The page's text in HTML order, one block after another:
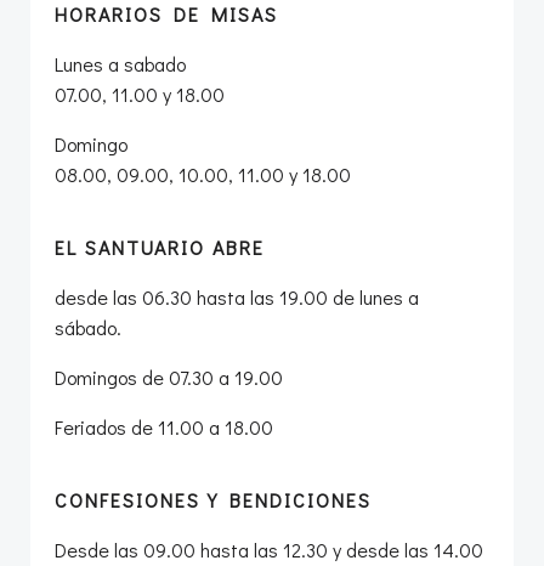
HORARIOS DE MISAS
Lunes a sabado
07.00, 11.00 y 18.00
Domingo
08.00, 09.00, 10.00, 11.00 y 18.00
EL SANTUARIO ABRE
desde las 06.30 hasta las 19.00 de lunes a
sábado.
Domingos de 07.30 a 19.00
Feriados de 11.00 a 18.00
CONFESIONES Y BENDICIONES
Desde las 09.00 hasta las 12.30 y desde las 14.00